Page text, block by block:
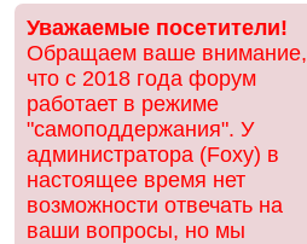
Уважаемые посетители!
Обращаем ваше внимание,
что с 2018 года форум
работает в режиме
"самоподдержания". У
администратора (Foxy) в
настоящее время нет
возможности отвечать на
ваши вопросы, но мы